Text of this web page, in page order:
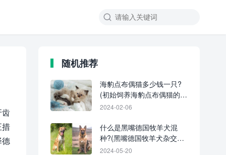
随机推荐
海豹点布偶猫多少钱一只?
(初始饲养海豹点布偶猫的成
本清单)
2024-02-06
什么是黑嘴德国牧羊犬混
种?(黑嘴德国牧羊犬杂交的
起源和历史)
2024-05-20